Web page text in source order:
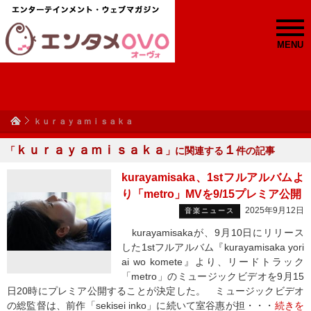
MENU
ｋｕｒａｙａｍｉｓａｋａ
「 ｋｕｒａｙａｍｉｓａｋａ 」に関連する １ 件の記事
kurayamisaka、1stフルアルバムよ
り「metro」MVを9/15プレミア公開
音楽ニュース 2025年9月12日
kurayamisakaが、9月10日にリリース
した1stフルアルバム『kurayamisaka yori
ai wo komete』より、リードトラック
「metro」のミュージックビデオを9月15
日20時にプレミア公開することが決定した。 ミュージックビデオ
の総監督は、前作「sekisei inko」に続いて室谷惠が担・・・ 続きを